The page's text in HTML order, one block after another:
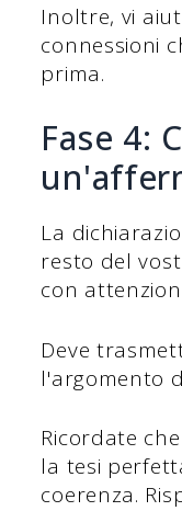
Inoltre, vi
connessioni
prima.
Fase 4:
La
resto del
con
Deve
l'argomento
Ricordate
la tesi
coerenza.